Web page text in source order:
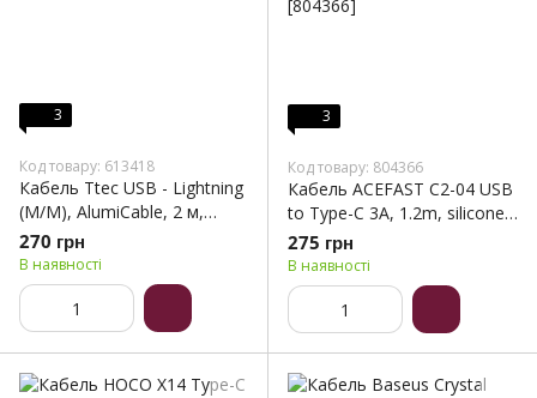
3
Код товару: 613418
Кабель Ttec USB - Lightning
(M/M), AlumiCable, 2 м,
Black (2DK19S)
270 грн
В наявності
3
Код товару: 804366
Кабель ACEFAST C2-04 USB
to Type-C 3A, 1.2m, silicone,
zinc connectors, Black
(6974316280767)
275 грн
В наявності